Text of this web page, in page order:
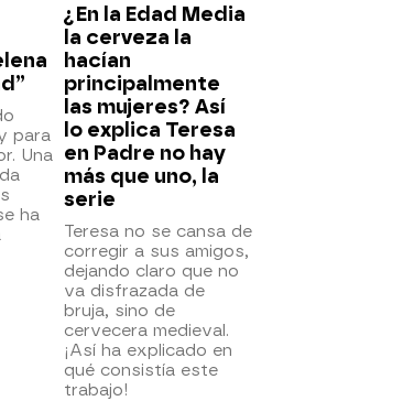
para
Una
ha
¿En la Edad Media
la cerveza la
hacían
principalmente
las mujeres? Así
lo explica Teresa
en Padre no hay
más que uno, la
serie
Teresa no se cansa de
corregir a sus amigos,
dejando claro que no
va disfrazada de
bruja, sino de
cervecera medieval.
¡Así ha explicado en
qué consistía este
trabajo!